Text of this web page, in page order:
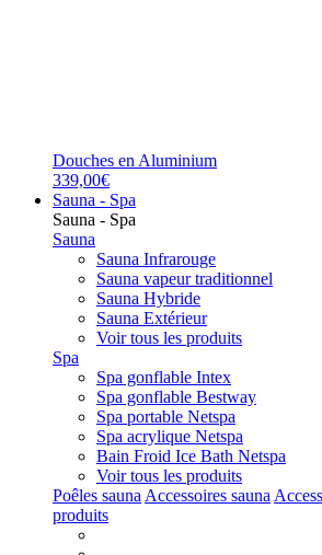
Douches en Aluminium
339,00€
Sauna - Spa
Sauna - Spa
Sauna
Sauna Infrarouge
Sauna vapeur traditionnel
Sauna Hybride
Sauna Extérieur
Voir tous les produits
Spa
Spa gonflable Intex
Spa gonflable Bestway
Spa portable Netspa
Spa acrylique Netspa
Bain Froid Ice Bath Netspa
Voir tous les produits
Poêles sauna Accessoires sauna
produits